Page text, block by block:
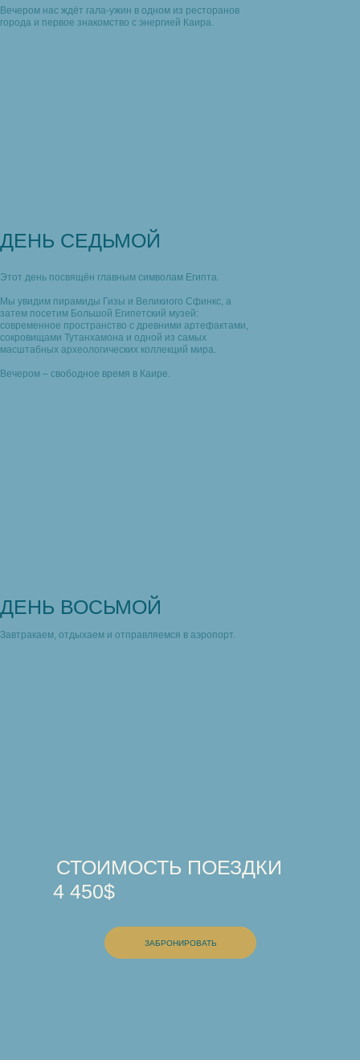
Вечером нас ждёт гала-ужин в одном из ресторанов
города и первое знакомство с энергией Каира.
ДЕНЬ СЕДЬМОЙ
Этот день посвящён главным символам Египта.
Мы увидим пирамиды Гизы и Великиого Сфинкс, а
затем посетим Большой Египетский музей:
современное пространство с древними артефактами,
сокровищами Тутанхамона и одной из самых
масштабных археологических коллекций мира.
Вечером – свободное время в Каире.
ДЕНЬ ВОСЬМОЙ
Завтракаем, отдыхаем и отправляемся в аэропорт.
4 450$
СТОИМОСТЬ ПОЕЗДКИ
ЗАБРОНИРОВАТЬ